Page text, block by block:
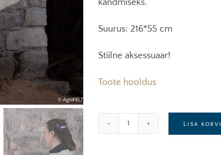
kandmiseks.
Suurus: 216*55 cm
Stiilne aksessuaar!
Toote hooldus
Meriinovillast
Lisa korvi